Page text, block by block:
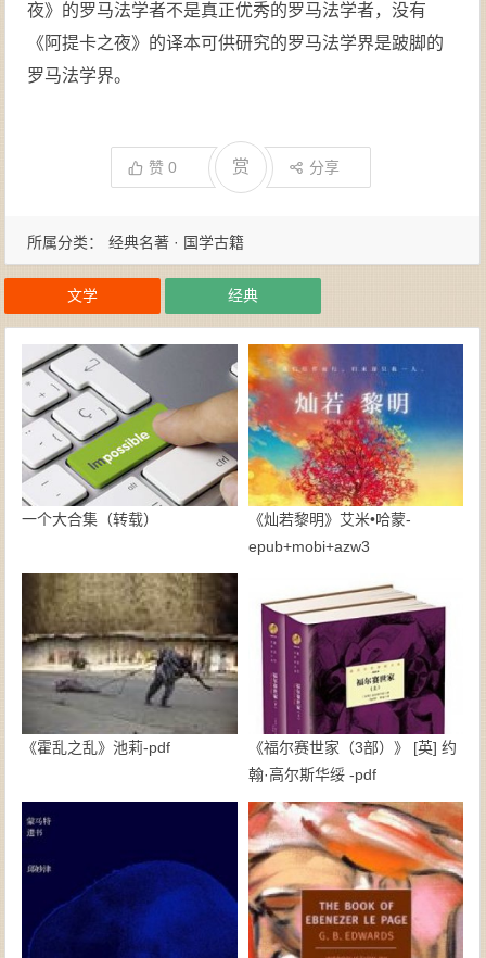
夜》的罗马法学者不是真正优秀的罗马法学者，没有
《阿提卡之夜》的译本可供研究的罗马法学界是跛脚的
罗马法学界。
赞0 赏 分享
所属分类： 经典名著 · 国学古籍
文学 经典
一个大合集（转载）
《灿若黎明》艾米•哈蒙-
epub+mobi+azw3
《霍乱之乱》池莉-pdf
《福尔赛世家（3部）》 [英] 约
翰·高尔斯华绥 -pdf